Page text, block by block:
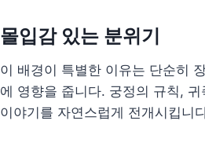
몰입감 있는 분위기
이 배경이 특별한 이유는 단순히
에 영향을 줍니다. 궁정의 규칙,
이야기를 자연스럽게 전개시킵니